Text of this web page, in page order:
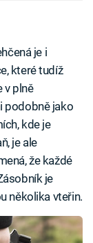
je i
které tudíž
v plně
podobně jako
kde je
je ale
že každé
je
několika vteřin.